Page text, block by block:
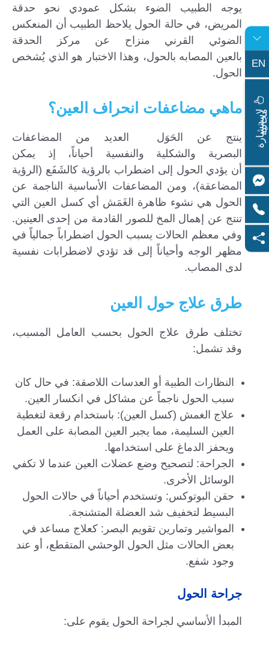
يوجه الطبيب الضوء بشكل عمودي نحو حدقة
المريض، في حالة الحول يلاحظ الطبيب أن المنعكس
الضوئي القرني منزاح عن مركز الحدقة
بالعين المصابه بالحول، وهذا الاختبار هو الذي يُشخص
الحول.
ماهي مضاعفات انحراف العين؟
ينتج عن الحَوَل العديد من المضاعفات
البصرية والشكلية والنفسية أحياناً، إذ يمكن
أن يؤدي الحول إلى اضطراب بالرؤية كالشَفَع (الرؤية
المضاعقة)، ومن المضاعفات الأساسية الناجمة عن
الحول هي نشوء ظاهرة الغَمَش أي كسل العين التي
تنتج عن إهمال المخ للصور القادمة من إحدى العينين.
وفي معظم الحالات يسبب الحول اضطراباً جمالياً في
مظهر الوجه وأحياناً إلى قد تؤدي لاضطرابات نفسية
لدى المصاب.
طرق علاج حول العين
تختلف طرق علاج الحول بحسب العامل المسبب،
وقد تشمل:
النظارات الطبية أو العدسات اللاصقة: في حال كان
سبب الحول ناجماً عن مشاكل في انكسار العين.
علاج الغمش (كسل العين): باستخدام رقعة لتغطية
العين السليمة، مما يجبر العين المصابة على العمل
ويحفز الدماغ على استخدامها.
الجراحة: لتصحيح وضع عضلات العين عندما لا تكفي
الوسائل الأخرى.
حقن البوتوكس: وتستخدم أحياناً في حالات الحول
البسيط لتخفيف شد العضلة المتشنجة.
المواشير وتمارين تقويم البصر: كعلاج مساعد في
بعض الحالات مثل الحول الوحشي المتقطع، أو عند
وجود شفع.
جراحة الحول
المبدأ الأساسي لجراحة الحول يقوم على:
EN
ل
ا
س
ت
ش
ا
ر
ة
م
ج
ا
ن
ي
ة